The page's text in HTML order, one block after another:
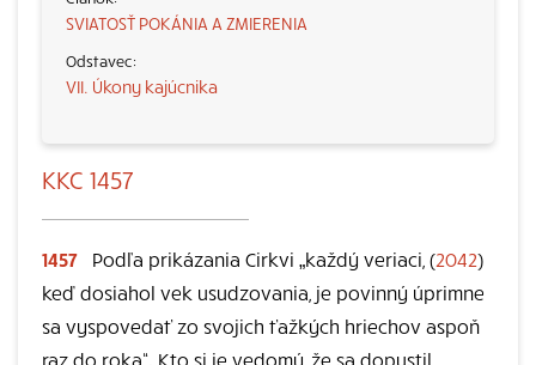
SVIATOSŤ POKÁNIA A ZMIERENIA
VII. Úkony kajúcnika
KKC 1457
1457 Podľa prikázania Cirkvi „každý veriaci, (2042)
keď dosiahol vek usudzovania, je povinný úprimne
sa vyspovedať zo svojich ťažkých hriechov aspoň
raz do roka“. Kto si je vedomý, že sa dopustil